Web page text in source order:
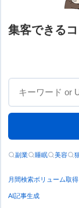
集客できる
副業 睡眠 美容
月間検索ボリューム取得
AI記事生成